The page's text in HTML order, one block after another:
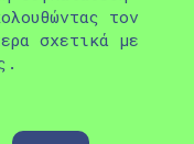
τον
σχετικά με